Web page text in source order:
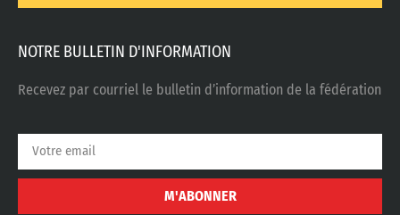
NOTRE BULLETIN D'INFORMATION
Recevez par courriel le bulletin d’information de la fédération
M'ABONNER